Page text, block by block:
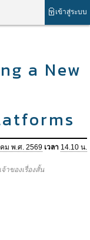
เข้าสู่ระบบ
a New
ม พ.ศ. 2569 เวลา 14.10 น.
าของเรื่องสั้น